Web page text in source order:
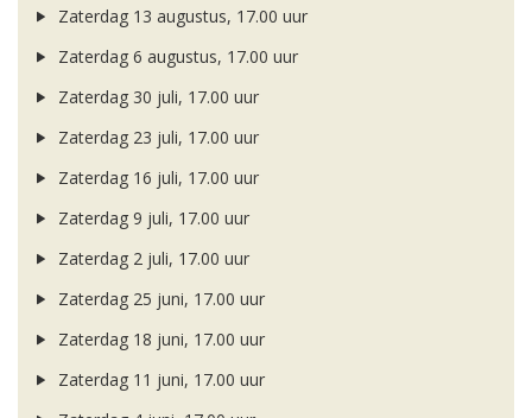
Zaterdag 13 augustus, 17.00 uur
Zaterdag 6 augustus, 17.00 uur
Zaterdag 30 juli, 17.00 uur
Zaterdag 23 juli, 17.00 uur
Zaterdag 16 juli, 17.00 uur
Zaterdag 9 juli, 17.00 uur
Zaterdag 2 juli, 17.00 uur
Zaterdag 25 juni, 17.00 uur
Zaterdag 18 juni, 17.00 uur
Zaterdag 11 juni, 17.00 uur